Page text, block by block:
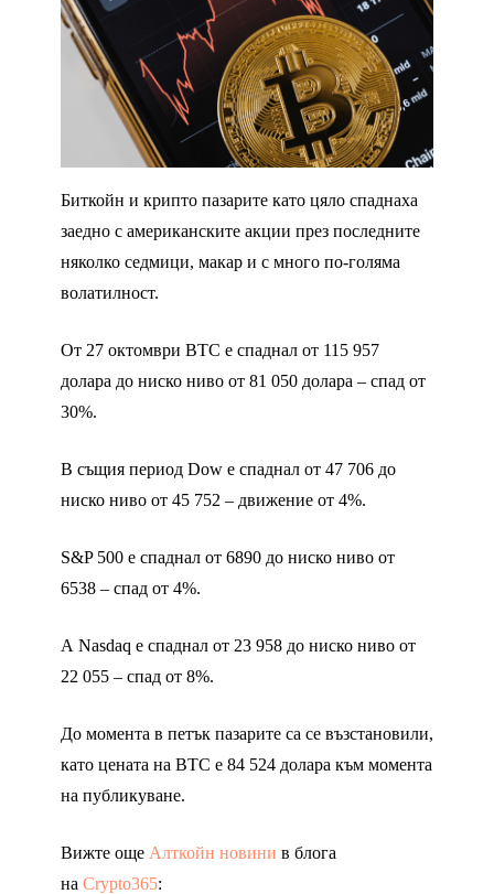
Биткойн и крипто пазарите като цяло спаднаха
заедно с американските акции през последните
няколко седмици, макар и с много по-голяма
волатилност.
От 27 октомври BTC е спаднал от 115 957
долара до ниско ниво от 81 050 долара – спад от
30%.
В същия период Dow е спаднал от 47 706 до
ниско ниво от 45 752 – движение от 4%.
S&P 500 е спаднал от 6890 до ниско ниво от
6538 – спад от 4%.
А Nasdaq е спаднал от 23 958 до ниско ниво от
22 055 – спад от 8%.
До момента в петък пазарите са се възстановили,
като цената на BTC е 84 524 долара към момента
на публикуване.
Вижте още Алткойн новини в блога
на Crypto365: